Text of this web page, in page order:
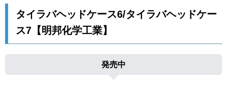
タイラバヘッドケース6/タイラバヘッドケー
ス7【明邦化学工業】
発売中